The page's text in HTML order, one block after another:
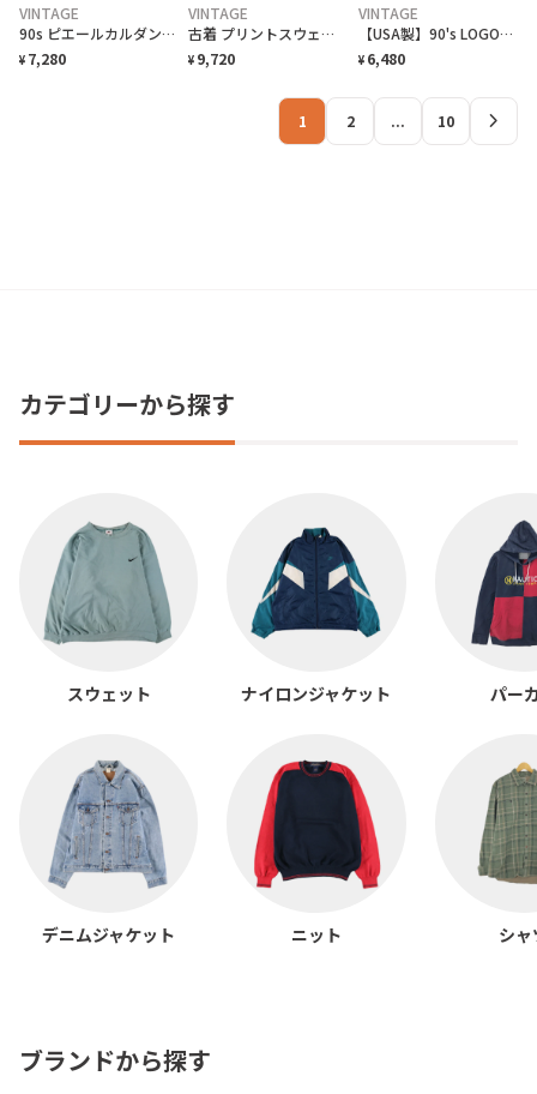
VINTAGE
90s ピエールカルダン ジップ付ポケット 襟付き スウェット トレーナー
¥ 7,280
VINTAGE
古着 プリントスウェット スウェット トレーナー ライトグリーン
¥ 9,720
VINTAGE
【USA製】90's LOGO7 デンバーブロンコス プリント スウェット
¥ 6,480
1 2 ... 10 chevron_right
カテゴリーから探す
スウェット ナイロンジャケット パー
デニムジャケット ニット シャ
ブランドから探す